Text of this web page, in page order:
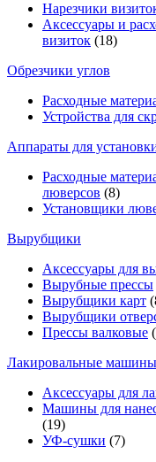
Нарезчики
Аксессуары и
визиток (18)
Обрезчики углов
Расходные
Устройства для
Аппараты для
Расходные
люверсов (8)
Установщики
Вырубщики
Аксессуары для
Вырубные прессы
Вырубщики карт
Вырубщики
Прессы валковые
Лакировальные машины
Аксессуары для
Машины для
(19)
УФ-сушки (7)